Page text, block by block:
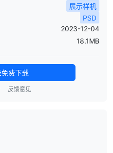
展示样机
PSD
2023-12-04
18.1MB
费下载
反馈意见